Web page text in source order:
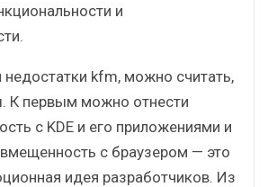
и
недостатки kfm, можно считать,
К первым можно отнести
с KDE и его приложениями и
с браузером — это
идея разработчиков. Из